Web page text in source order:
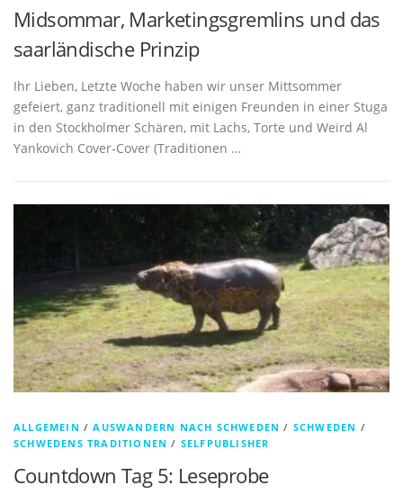
Midsommar, Marketingsgremlins und das
saarländische Prinzip
Ihr Lieben, Letzte Woche haben wir unser Mittsommer
gefeiert, ganz traditionell mit einigen Freunden in einer Stuga
in den Stockholmer Schären, mit Lachs, Torte und Weird Al
Yankovich Cover-Cover (Traditionen …
ALLGEMEIN /AUSWANDERN NACH SCHWEDEN / SCHWEDEN /
SCHWEDENS TRADITIONEN / SELFPUBLISHER
Countdown Tag 5: Leseprobe